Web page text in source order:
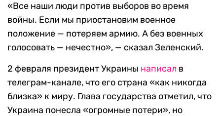
«Все наши люди против выборов во время
войны. Если мы приостановим военное
положение — потеряем армию. А без военных
голосовать — нечестно», — сказал Зеленский.
2 февраля президент Украины написал в
телеграм-канале, что его страна «как никогда
близка» к миру. Глава государства отметил, что
Украина понесла «огромные потери», но